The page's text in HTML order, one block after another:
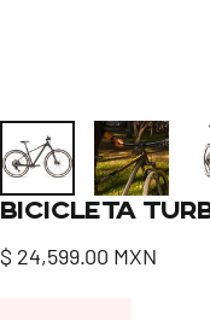
Bicicleta
$ 24,599.00 MXN